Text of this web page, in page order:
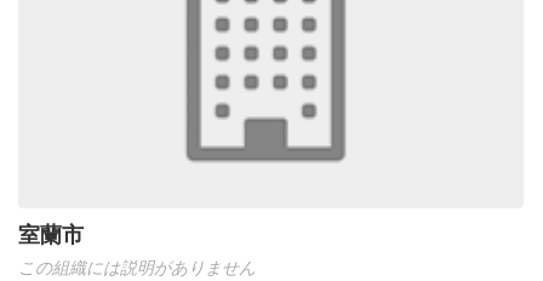
室蘭市
この組織には説明がありません